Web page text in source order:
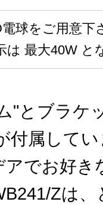
電球をご用意下
は 最大40W と
"とブラケ
付属して
アでお好き
Zは